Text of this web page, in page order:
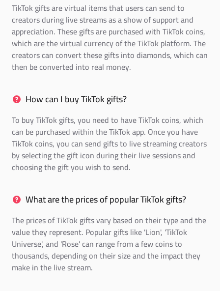
TikTok gifts are virtual items that users can send to
creators during live streams as a show of support and
appreciation. These gifts are purchased with TikTok coins,
which are the virtual currency of the TikTok platform. The
creators can convert these gifts into diamonds, which can
then be converted into real money.
How can I buy TikTok gifts?
To buy TikTok gifts, you need to have TikTok coins, which
can be purchased within the TikTok app. Once you have
TikTok coins, you can send gifts to live streaming creators
by selecting the gift icon during their live sessions and
choosing the gift you wish to send.
What are the prices of popular TikTok gifts?
The prices of TikTok gifts vary based on their type and the
value they represent. Popular gifts like 'Lion', 'TikTok
Universe', and 'Rose' can range from a few coins to
thousands, depending on their size and the impact they
make in the live stream.